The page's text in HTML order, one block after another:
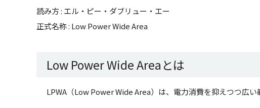
読み方 : エル・ピー・ダブリュー・エー
正式名称 : Low Power Wide Area
Low Power Wide Areaとは
LPWA（Low Power Wide Area）は、電力消費を抑えつつ広